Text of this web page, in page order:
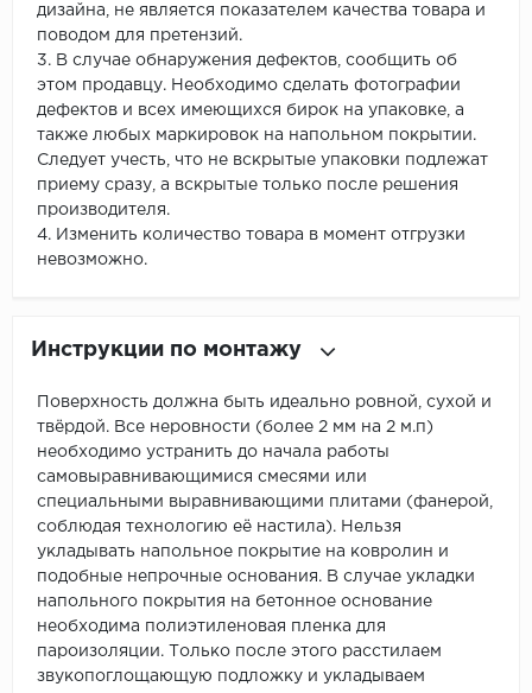
дизайна, не является показателем качества товара и
поводом для претензий.
3. В случае обнаружения дефектов, сообщить об
этом продавцу. Необходимо сделать фотографии
дефектов и всех имеющихся бирок на упаковке, а
также любых маркировок на напольном покрытии.
Следует учесть, что не вскрытые упаковки подлежат
приему сразу, а вскрытые только после решения
производителя.
4. Изменить количество товара в момент отгрузки
невозможно.
Инструкции по монтажу
Поверхность должна быть идеально ровной, сухой и
твёрдой. Все неровности (более 2 мм на 2 м.п)
необходимо устранить до начала работы
самовыравнивающимися смесями или
специальными выравнивающими плитами (фанерой,
соблюдая технологию её настила). Нельзя
укладывать напольное покрытие на ковролин и
подобные непрочные основания. В случае укладки
напольного покрытия на бетонное основание
необходима полиэтиленовая пленка для
пароизоляции. Только после этого расстилаем
звукопоглощающую подложку и укладываем